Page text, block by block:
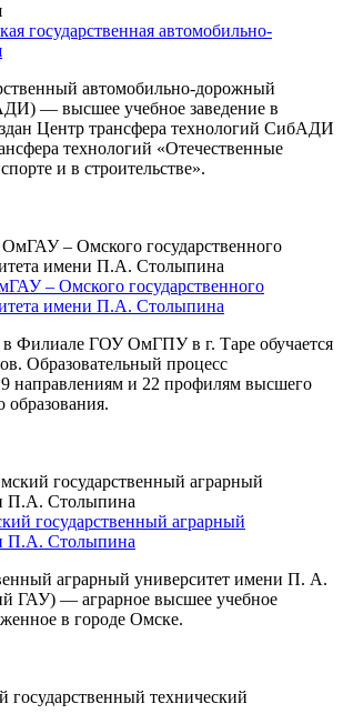
государственная автомобильно-
автомобильно-дорожный
— высшее учебное заведение в
Центр трансфера технологий СибАДИ
технологий «Отечественные
и в строительстве».
– Омского государственного
имени П.А. Столыпина
в Филиале ГОУ ОмГПУ в г. Таре обучается
Образовательный процесс
9 направлениям и 22 профилям высшего
образования.
государственный аграрный
П.А. Столыпина
аграрный университет имени П. А.
ГАУ) — аграрное высшее учебное
в городе Омске.